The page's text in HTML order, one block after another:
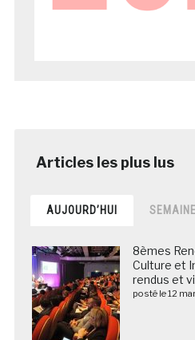
AUJOURD’HUI SEMAINE
8èmes
Culture et
rendus et
posté le 12